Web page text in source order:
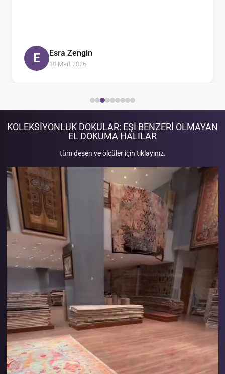
E Esra Zengin
10 Mart 2026
KOLEKSIYONLUK DOKULAR: EŞI BENZERI OLMAYAN
EL DOKUMA HALILAR
tüm desen ve ölçüler için tıklayınız.